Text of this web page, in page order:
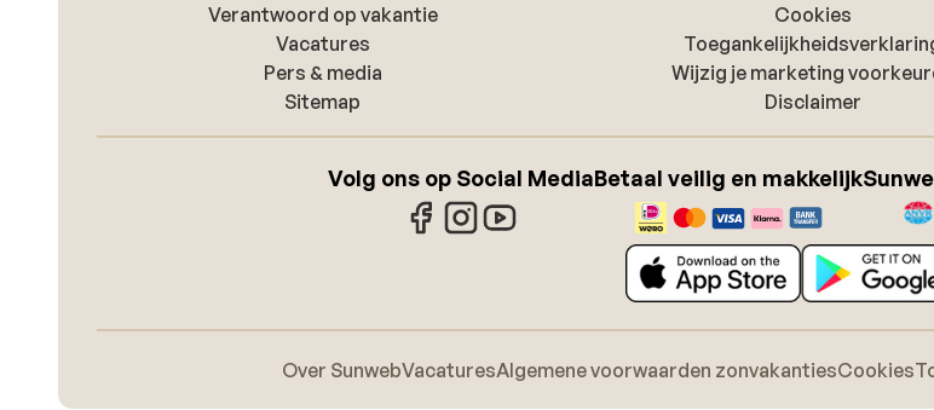
Verantwoord op vakantie
Vacatures
Pers & media
Sitemap
Cookies
Wijzig je marketing
Disclaimer
Volg ons op Social MediaBetaal veilig en makkelijk
Over SunwebVacaturesAlgemene voorwaarden zonvakantiesCookies